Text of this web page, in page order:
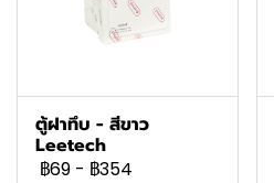
ตู้ฝาทึบ - สีขาว
Leetech
฿69 - ฿354